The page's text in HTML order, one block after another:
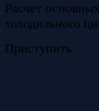
Расчет
холодильного
Приступить